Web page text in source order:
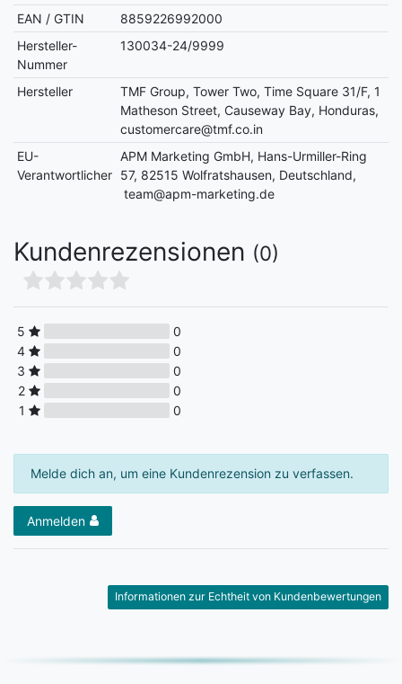
EAN / GTIN
8859226992000
Hersteller-
Nummer
130034-24/9999
Hersteller
TMF Group, Tower Two, Time Square 31/F, 1
Matheson Street, Causeway Bay, Honduras,
customercare@tmf.co.in
EU-
Verantwortlicher
APM Marketing GmbH, Hans-Urmiller-Ring
57, 82515 Wolfratshausen, Deutschland,
team@apm-marketing.de
Kundenrezensionen (0)
5
0
4
0
3
0
2
0
1
0
Melde dich an, um eine Kundenrezension zu verfassen.
Anmelden
Informationen zur Echtheit von Kundenbewertungen